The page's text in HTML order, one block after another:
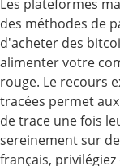
Les plateformes
des méthodes de
d'acheter des
alimenter votre
rouge. Le recours
tracées permet
de trace une fois
sereinement sur
français,